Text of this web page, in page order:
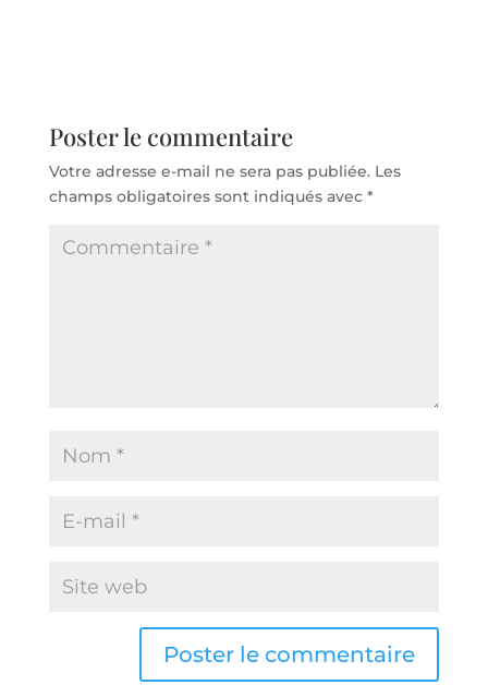
Poster le commentaire
Votre adresse e-mail ne sera pas publiée. Les
champs obligatoires sont indiqués avec *